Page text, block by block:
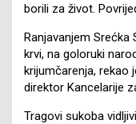
borili za život.
Ranjavanjem Srećka
krvi, na goloruki
krijumčarenja, rekao
direktor Kancelarije
Tragovi sukoba